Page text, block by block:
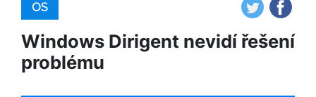
OS
Windows Dirigent nevidí řešení
problému